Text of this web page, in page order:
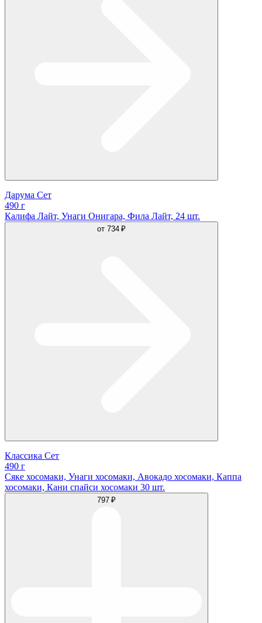
Дарума Сет
490 г
Калифа Лайт, Унаги Онигара, Фила Лайт, 24 шт.
от 734 ₽
Классика Сет
490 г
Сяке хосомаки, Унаги хосомаки, Авокадо хосомаки, Каппа
хосомаки, Кани спайси хосомаки 30 шт.
797 ₽